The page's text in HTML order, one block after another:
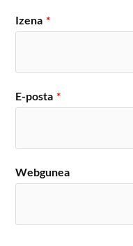
Izena *
E-posta *
Webgunea